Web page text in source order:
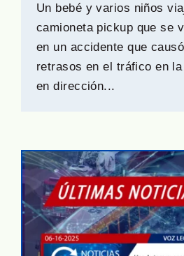
Un bebé y varios niños
camioneta pickup que se
en un accidente que
retrasos en el tráfico en
en dirección...